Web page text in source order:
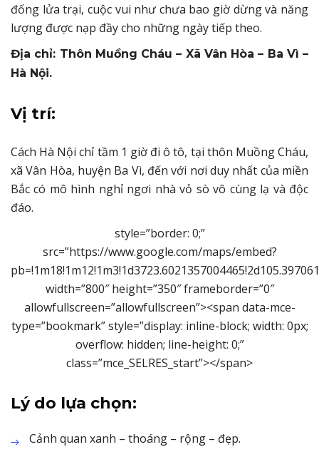
đống lửa trại, cuộc vui như chưa bao giờ dừng và năng
lượng được nạp đầy cho những ngày tiếp theo.
Địa chỉ: Thôn Muồng Cháu – Xã Vân Hòa – Ba Vì –
Hà Nội.
Vị trí:
Cách Hà Nội chỉ tầm 1 giờ đi ô tô, tại thôn Muồng Cháu,
xã Vân Hòa, huyện Ba Vì, đến với nơi duy nhất của miền
Bắc có mô hình nghỉ ngơi nhà vỏ sò vô cùng lạ và độc
đáo.
style=”border: 0;”
src=”https://www.google.com/maps/embed?
width=”800″ height=”350″ frameborder=”0″
allowfullscreen=”allowfullscreen”><span data-mce-
type=”bookmark” style=”display: inline-block; width: 0px;
overflow: hidden; line-height: 0;”
class=”mce_SELRES_start”> </span>
Lý do lựa chọn:
Cảnh quan xanh – thoáng – rộng – đẹp.